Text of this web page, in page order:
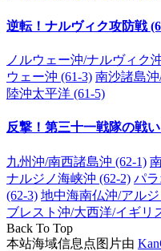
逆転！ナルヴィク攻防戦
ノルウェー沖/ナルヴィク
ウェー沖 (61-3) 南沙諸島
陸沖太平洋 (61-5)
反撃！第三十一戦隊の戦
九州沖/南西諸島沖 (62-1)
ナルジノ海峡沖 (62-2) パ
(62-3) 地中海南仏沖/アル
ブレスト沖/大西洋/イギリ
Back To Top
本站海域信息点图片由